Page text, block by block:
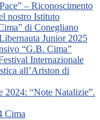
– Riconoscimento
nostro Istituto
di Conegliano
Junior 2025
“G.B. Cima”
Internazionale
all’Ariston di
2024: “Note Natalizie”.
Cima